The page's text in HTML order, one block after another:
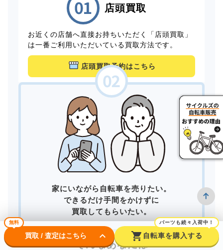
店頭買取
お近くの店舗へ直接お持ちいただく「店頭買取」
は一番ご利用いただいている買取方法です。
店頭買取予約はこちら
家にいながら自転車を売りたい。
できるだけ手間をかけずに
買取してもらいたい。
そんなあなたは
無料
買取 / 査定はこちら keyboard_arrow_down shopping_cart
パーツも続々入荷中！
自転車を購入する